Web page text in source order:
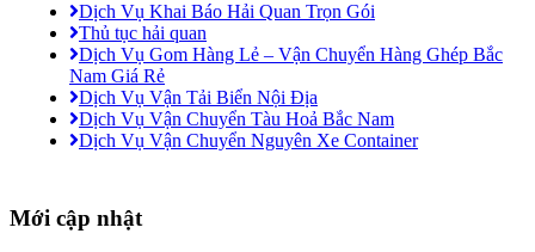
Dịch Vụ Khai Báo Hải Quan Trọn Gói
Thủ tục hải quan
Dịch Vụ Gom Hàng Lẻ – Vận Chuyển Hàng Ghép Bắc
Nam Giá Rẻ
Dịch Vụ Vận Tải Biển Nội Địa
Dịch Vụ Vận Chuyển Tàu Hoả Bắc Nam
Dịch Vụ Vận Chuyển Nguyên Xe Container
Mới cập nhật